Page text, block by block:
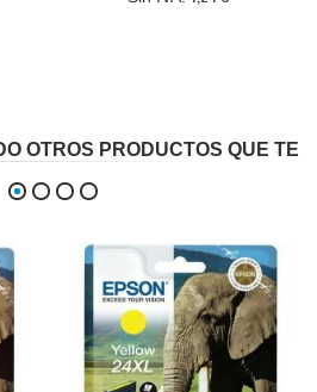
OTROS PRODUCTOS QUE TE